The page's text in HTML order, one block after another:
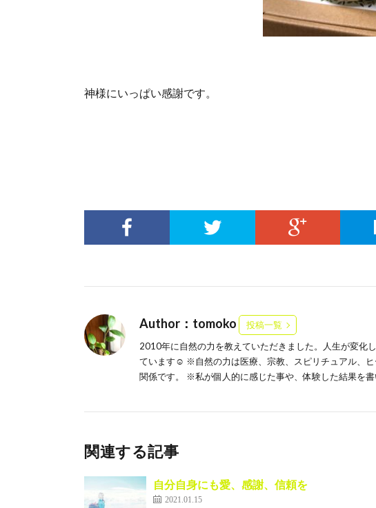
神様にいっぱい感謝です。
Author：tomoko
投稿一覧
2010年に自然の力を教えていただきました。人生が変化
ています☺️ ※自然の力は医療、宗教、スピリチュアル、
関係です。 ※私が個人的に感じた事や、体験した結果を
関連する記事
自分自身にも愛、感謝、信頼を
2021.01.15